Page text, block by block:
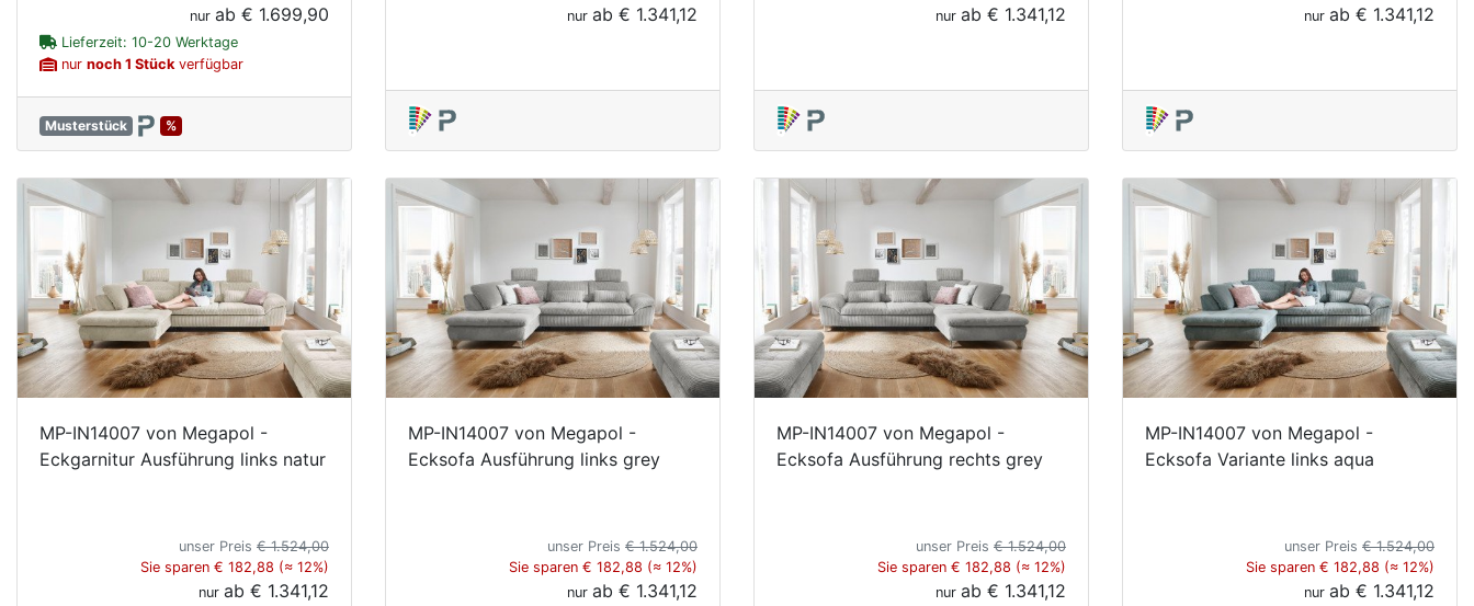
nur ab € 1.699,90
Lieferzeit: 10-20 Werktage
nur noch 1 Stück verfügbar
Musterstück %
nur ab € 1.341,12
nur ab € 1.341,12
nur ab € 1.341,12
MP-IN14007 von Megapol -
Eckgarnitur Ausführung links natur
unser Preis € 1.524,00
Sie sparen € 182,88 (≈ 12%)
nur ab € 1.341,12
MP-IN14007 von Megapol -
Ecksofa Ausführung links grey
unser Preis € 1.524,00
Sie sparen € 182,88 (≈ 12%)
nur ab € 1.341,12
MP-IN14007 von Megapol -
Ecksofa Ausführung rechts grey
unser Preis € 1.524,00
Sie sparen € 182,88 (≈ 12%)
nur ab € 1.341,12
MP-IN14007 von Megapol -
Ecksofa Variante links aqua
unser Preis € 1.524,00
Sie sparen € 182,88 (≈ 12%)
nur ab € 1.341,12